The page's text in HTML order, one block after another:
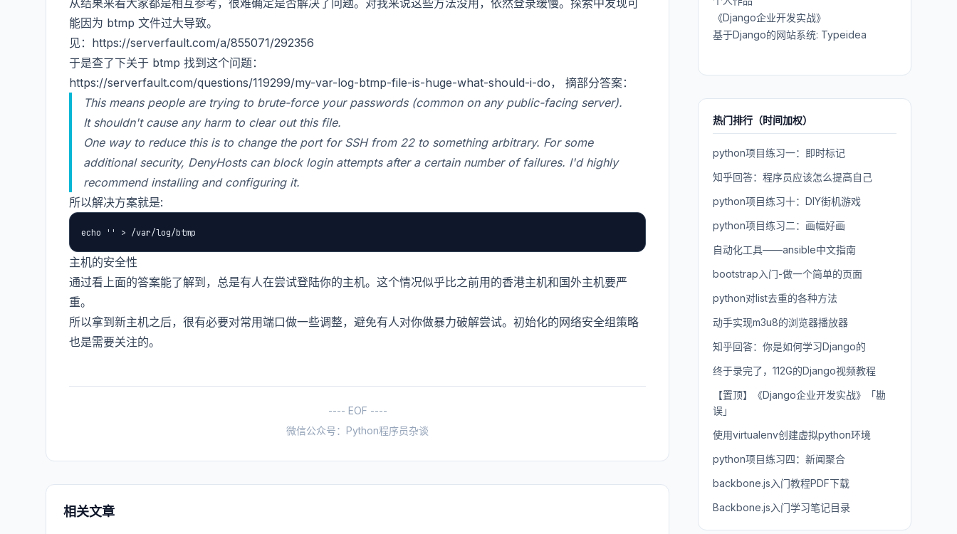
从结果来看大家都是相互参考，很难确定是否解决了问题。对我来说这些方法没用，依然登录缓慢。探索中发现可
能因为 btmp 文件过大导致。
见：https://serverfault.com/a/855071/292356
于是查了下关于 btmp 找到这个问题：
https://serverfault.com/questions/119299/my-var-log-btmp-file-is-huge-what-should-i-do， 摘部分答案：
This means people are trying to brute-force your passwords (common on any public-facing server).
It shouldn't cause any harm to clear out this file.
One way to reduce this is to change the port for SSH from 22 to something arbitrary. For some
additional security, DenyHosts can block login attempts after a certain number of failures. I'd highly
recommend installing and configuring it.
所以解决方案就是:
echo '' > /var/log/btmp
主机的安全性
通过看上面的答案能了解到，总是有人在尝试登陆你的主机。这个情况似乎比之前用的香港主机和国外主机要严
重。
所以拿到新主机之后，很有必要对常用端口做一些调整，避免有人对你做暴力破解尝试。初始化的网络安全组策略
也是需要关注的。
---- EOF ----
微信公众号：Python程序员杂谈
相关文章
《Django企业开发实战》
基于Django的网站系统: Typeidea
热门排行（时间加权）
python项目练习一：即时标记
知乎回答：程序员应该怎么提高自己
python项目练习十：DIY街机游戏
python项目练习二：画幅好画
自动化工具——ansible中文指南
bootstrap入门-做一个简单的页面
python对list去重的各种方法
动手实现m3u8的浏览器播放器
知乎回答：你是如何学习Django的
终于录完了，112G的Django视频教程
【置顶】《Django企业开发实战》「勘
误」
使用virtualenv创建虚拟python环境
python项目练习四：新闻聚合
backbone.js入门教程PDF下载
Backbone.js入门学习笔记目录